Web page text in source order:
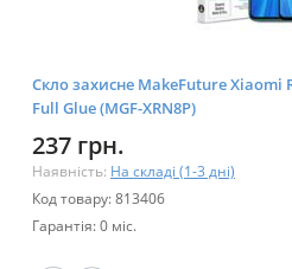
Скло захисне MakeFuture Xiaomi
Full Glue (MGF-XRN8P)
237 грн.
Наявність: На складі (1-3 дні)
Код товару: 813406
Гарантія: 0 міс.